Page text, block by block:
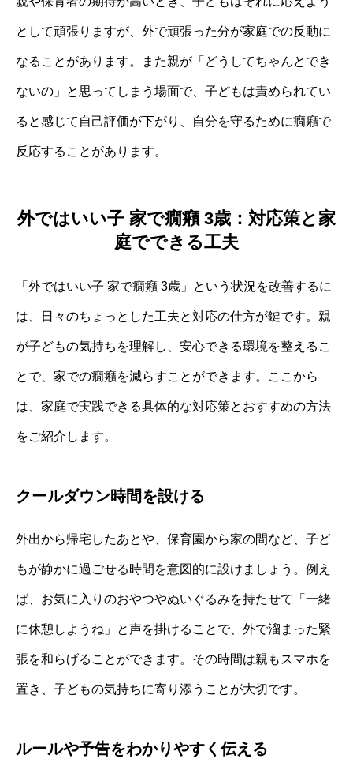
として頑張りますが、外で頑張った分が家庭での反動に
なることがあります。また親が「どうしてちゃんとでき
ないの」と思ってしまう場面で、子どもは責められてい
ると感じて自己評価が下がり、自分を守るために癇癪で
反応することがあります。
外ではいい子 家で癇癪 3歳：対応策と家
庭でできる工夫
「外ではいい子 家で癇癪 3歳」という状況を改善するに
は、日々のちょっとした工夫と対応の仕方が鍵です。親
が子どもの気持ちを理解し、安心できる環境を整えるこ
とで、家での癇癪を減らすことができます。ここから
は、家庭で実践できる具体的な対応策とおすすめの方法
をご紹介します。
クールダウン時間を設ける
外出から帰宅したあとや、保育園から家の間など、子ど
もが静かに過ごせる時間を意図的に設けましょう。例え
ば、お気に入りのおやつやぬいぐるみを持たせて「一緒
に休憩しようね」と声を掛けることで、外で溜まった緊
張を和らげることができます。その時間は親もスマホを
置き、子どもの気持ちに寄り添うことが大切です。
ルールや予告をわかりやすく伝える